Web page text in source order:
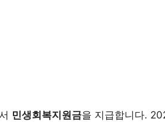
민생회복지원금을 지급합니다.